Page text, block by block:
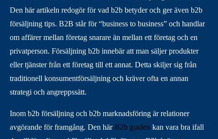
Den här artikeln redogör för vad b2b betyder och ger även b2b
försäljning tips. B2B står för “business to business” och handlar
om affärer mellan företag snarare än mellan ett företag och en
privatperson. Försäljning b2b innebär att man säljer produkter
eller tjänster från ett företag till ett annat. Detta skiljer sig från
traditionell konsumentförsäljning och kräver ofta en annan
strategi och angreppssätt.
Inom b2b försäljning och b2b marknadsföring är relationer
avgörande för framgång. Den härB2b guiden kan vara bra ifall